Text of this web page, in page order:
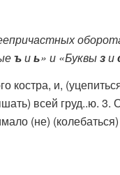
ъиь» и «Буквызи
костра, и,
всей груд..ю. 3.
(не)